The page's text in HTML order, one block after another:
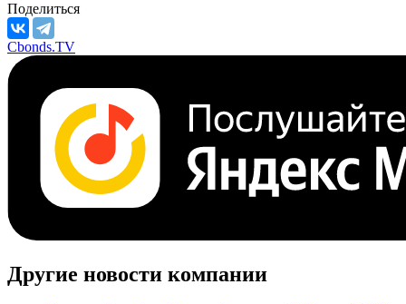
Поделиться
Cbonds.TV
Другие новости компании